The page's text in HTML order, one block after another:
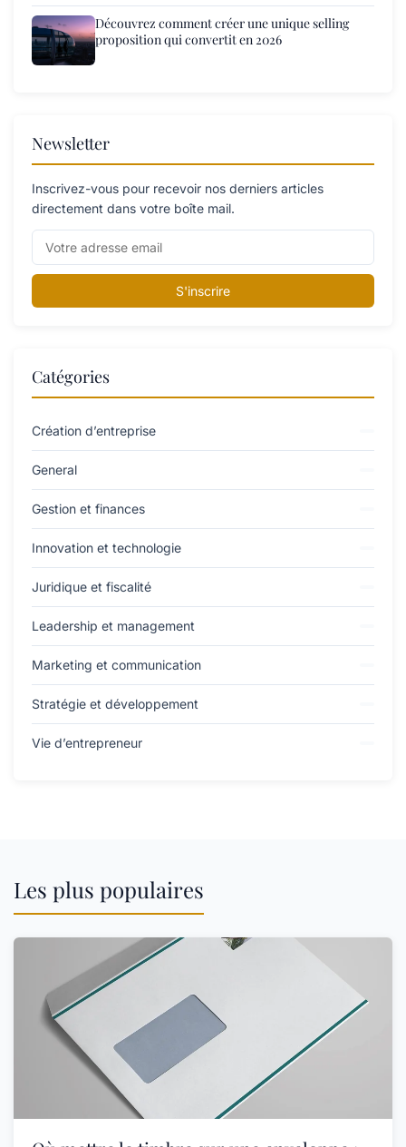
Découvrez comment créer une unique selling
proposition qui convertit en 2026
Newsletter
Inscrivez-vous pour recevoir nos derniers articles
directement dans votre boîte mail.
S'inscrire
Catégories
Création d’entreprise
General
Gestion et finances
Innovation et technologie
Juridique et fiscalité
Leadership et management
Marketing et communication
Stratégie et développement
Vie d’entrepreneur
Les plus populaires